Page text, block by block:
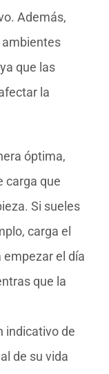
Además,
que las
la
óptima,
carga que
Si sueles
carga el
el día
que la
indicativo de
de su vida